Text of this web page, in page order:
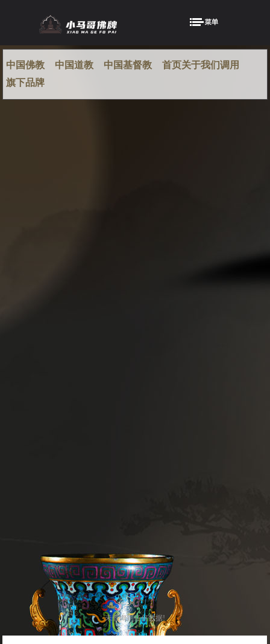
中国佛教 中国道教 中国基督教
首页关于我们调用
旗下品牌
未查询到任何数据!